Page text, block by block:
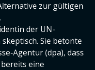
zur gültigen
der UN-
Sie betonte
Agentur (dpa), dass
eine